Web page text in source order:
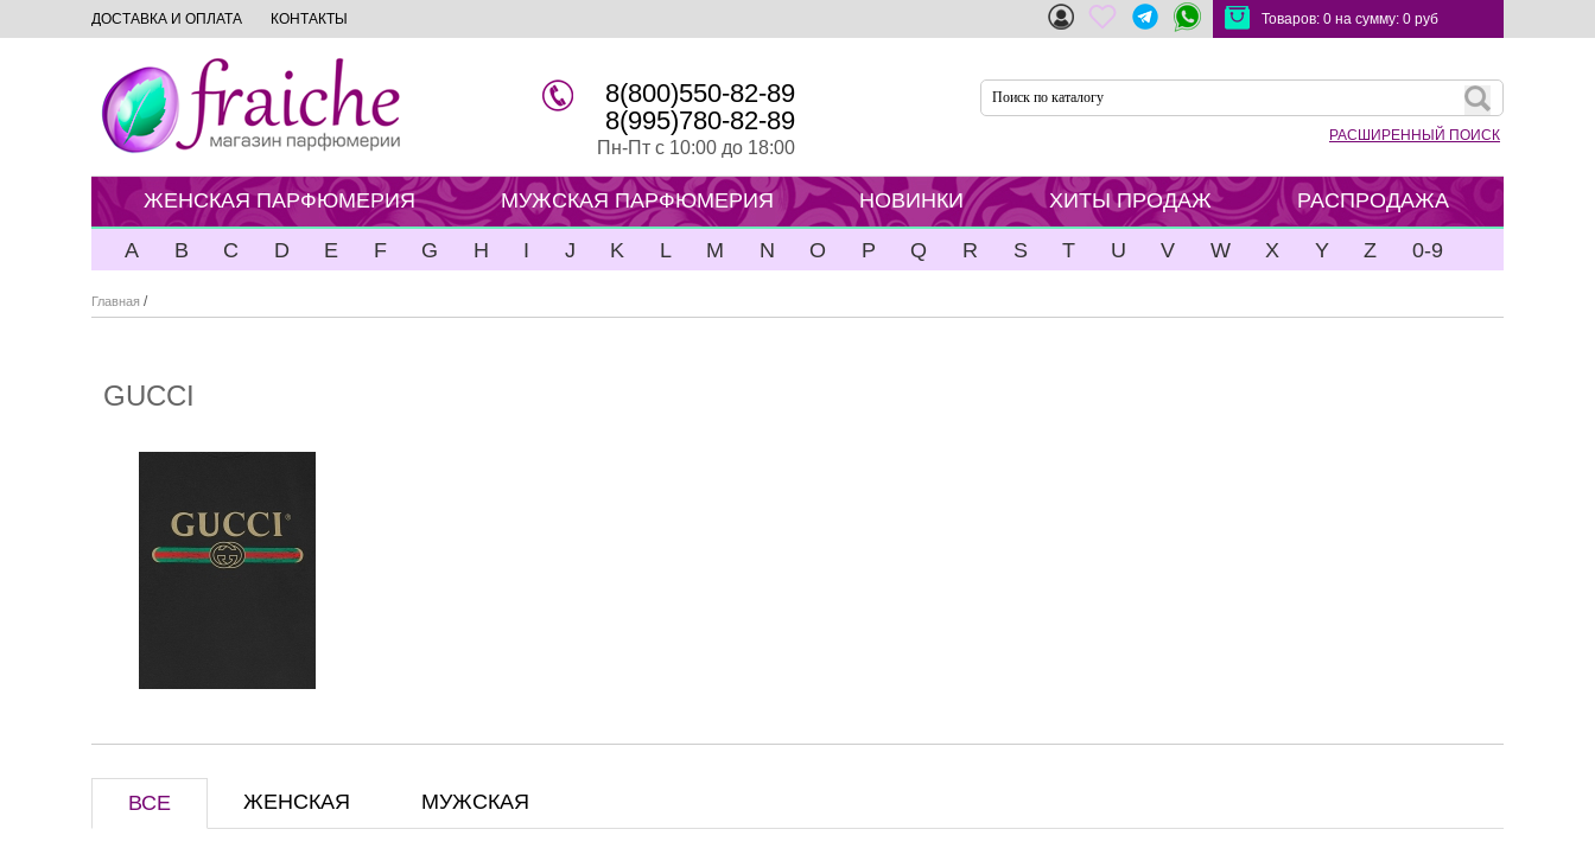
ДОСТАВКА И ОПЛАТА КОНТАКТЫ Товаров: 0 на сумму: 0 руб
8(800)550-82-89
8(995)780-82-89
Пн-Пт с 10:00 до 18:00
РАСШИРЕННЫЙ ПОИСК
ЖЕНСКАЯ ПАРФЮМЕРИЯ МУЖСКАЯ ПАРФЮМЕРИЯ НОВИНКИ ХИТЫ ПРОДАЖ РАСПРОДАЖА
A B C D E F G H I J K L M N O P Q R S T U V W X Y Z 0-9
Главная /
GUCCI
ВСЕ ЖЕНСКАЯ МУЖСКАЯ